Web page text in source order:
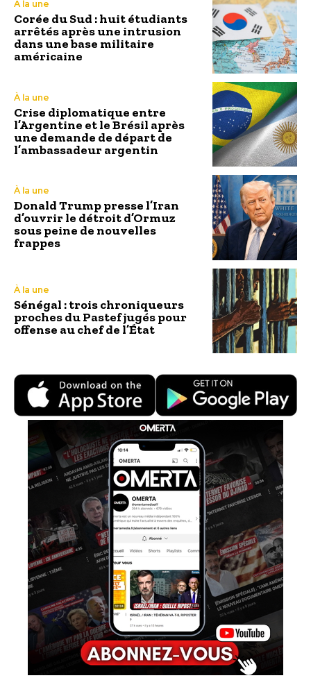
À la une
Corée du Sud : huit étudiants
arrêtés après une intrusion
dans une base militaire
américaine
À la une
Crise diplomatique entre
l’Argentine et le Brésil après
une demande de départ de
l’ambassadeur argentin
À la une
Donald Trump presse l’Iran
d’ouvrir le détroit d’Ormuz
sous peine de nouvelles
frappes
À la une
Sénégal : trois chroniqueurs
proches du Pastef jugés pour
offense au chef de l’État